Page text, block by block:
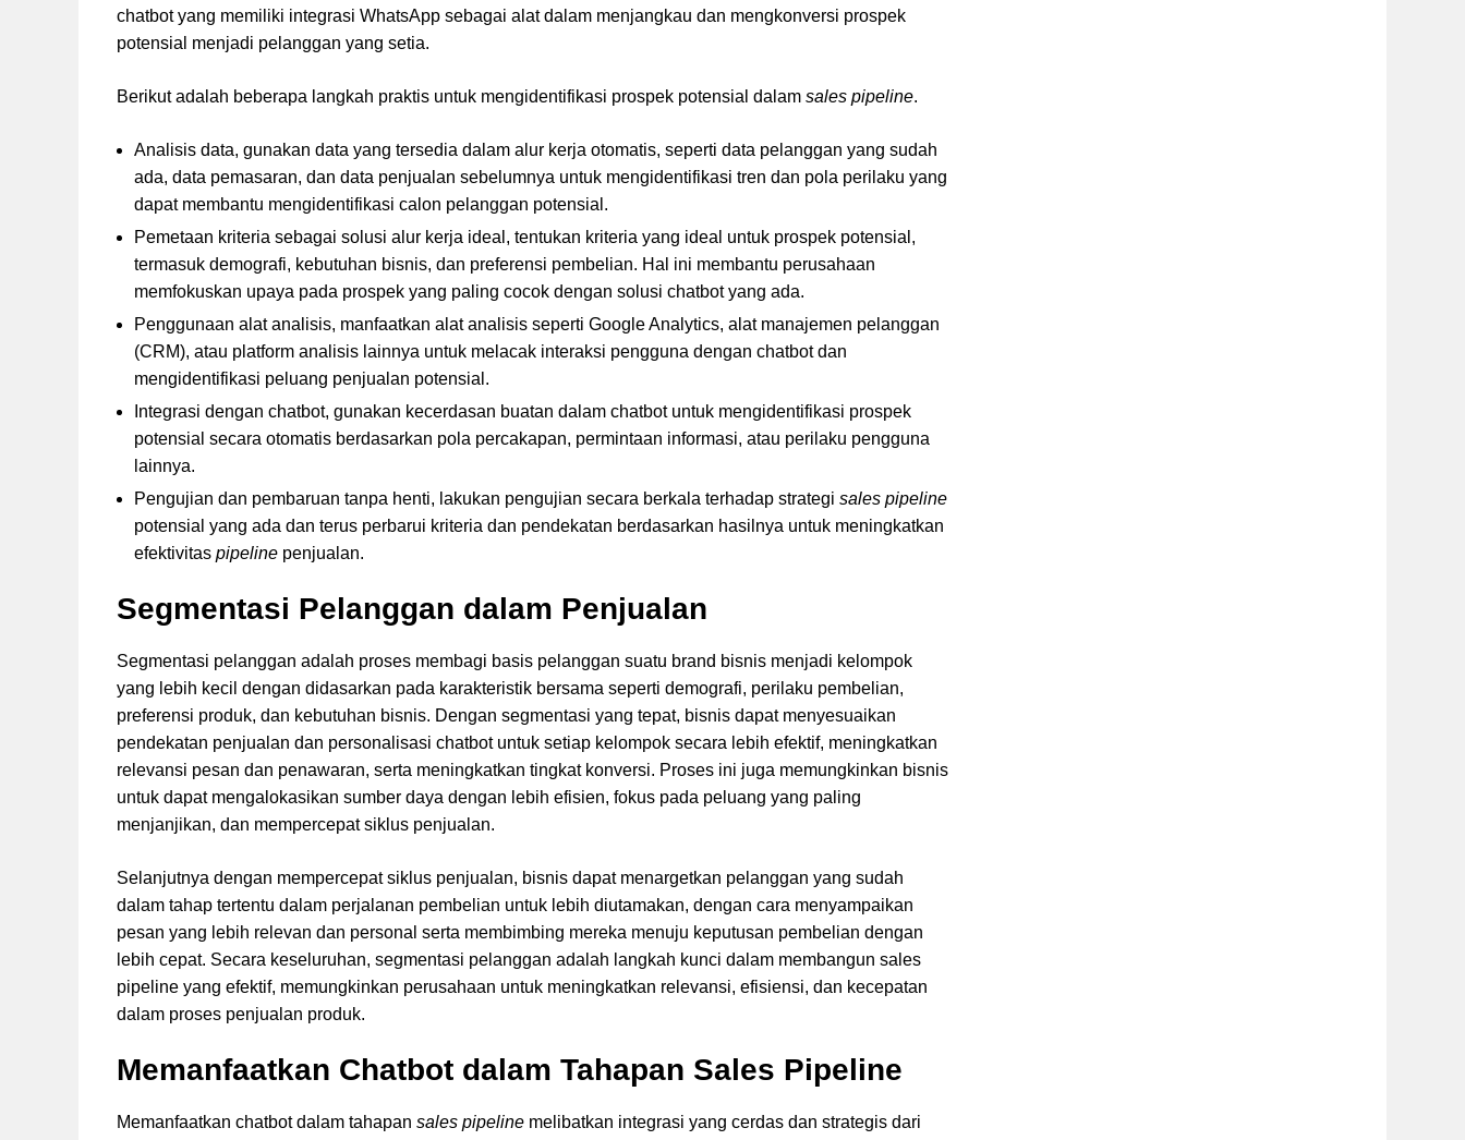
chatbot yang memiliki integrasi WhatsApp sebagai alat dalam menjangkau dan mengkonversi prospek
potensial menjadi pelanggan yang setia.
Berikut adalah beberapa langkah praktis untuk mengidentifikasi prospek potensial dalam sales pipeline.
Analisis data, gunakan data yang tersedia dalam alur kerja otomatis, seperti data pelanggan yang sudah
ada, data pemasaran, dan data penjualan sebelumnya untuk mengidentifikasi tren dan pola perilaku yang
dapat membantu mengidentifikasi calon pelanggan potensial.
Pemetaan kriteria sebagai solusi alur kerja ideal, tentukan kriteria yang ideal untuk prospek potensial,
termasuk demografi, kebutuhan bisnis, dan preferensi pembelian. Hal ini membantu perusahaan
memfokuskan upaya pada prospek yang paling cocok dengan solusi chatbot yang ada.
Penggunaan alat analisis, manfaatkan alat analisis seperti Google Analytics, alat manajemen pelanggan
(CRM), atau platform analisis lainnya untuk melacak interaksi pengguna dengan chatbot dan
mengidentifikasi peluang penjualan potensial.
Integrasi dengan chatbot, gunakan kecerdasan buatan dalam chatbot untuk mengidentifikasi prospek
potensial secara otomatis berdasarkan pola percakapan, permintaan informasi, atau perilaku pengguna
lainnya.
Pengujian dan pembaruan tanpa henti, lakukan pengujian secara berkala terhadap strategi sales pipeline
potensial yang ada dan terus perbarui kriteria dan pendekatan berdasarkan hasilnya untuk meningkatkan
efektivitas pipeline penjualan.
Segmentasi Pelanggan dalam Penjualan
Segmentasi pelanggan adalah proses membagi basis pelanggan suatu brand bisnis menjadi kelompok
yang lebih kecil dengan didasarkan pada karakteristik bersama seperti demografi, perilaku pembelian,
preferensi produk, dan kebutuhan bisnis. Dengan segmentasi yang tepat, bisnis dapat menyesuaikan
pendekatan penjualan dan personalisasi chatbot untuk setiap kelompok secara lebih efektif, meningkatkan
relevansi pesan dan penawaran, serta meningkatkan tingkat konversi. Proses ini juga memungkinkan bisnis
untuk dapat mengalokasikan sumber daya dengan lebih efisien, fokus pada peluang yang paling
menjanjikan, dan mempercepat siklus penjualan.
Selanjutnya dengan mempercepat siklus penjualan, bisnis dapat menargetkan pelanggan yang sudah
dalam tahap tertentu dalam perjalanan pembelian untuk lebih diutamakan, dengan cara menyampaikan
pesan yang lebih relevan dan personal serta membimbing mereka menuju keputusan pembelian dengan
lebih cepat. Secara keseluruhan, segmentasi pelanggan adalah langkah kunci dalam membangun sales
pipeline yang efektif, memungkinkan perusahaan untuk meningkatkan relevansi, efisiensi, dan kecepatan
dalam proses penjualan produk.
Memanfaatkan Chatbot dalam Tahapan Sales Pipeline
Memanfaatkan chatbot dalam tahapan sales pipeline melibatkan integrasi yang cerdas dan strategis dari